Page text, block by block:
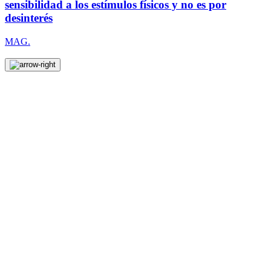
sensibilidad a los estímulos físicos y no es por
desinterés
MAG.